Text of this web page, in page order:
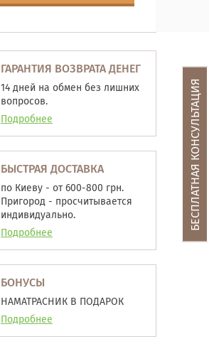
ГАРАНТИЯ ВОЗВРАТА ДЕНЕГ
14 дней на обмен без лишних
вопросов.
Подробнее
БЫСТРАЯ ДОСТАВКА
по Киеву - от 600-800 грн.
Пригород - просчитывается
индивидуально.
Подробнее
БОНУСЫ
НАМАТРАСНИК В ПОДАРОК
Подробнее
БЕСПЛАТНАЯ КОНСУЛЬТАЦИЯ